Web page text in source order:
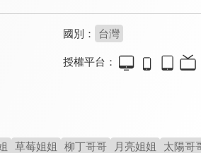
國別： 台灣
授權平台：
草莓姐姐 柳丁哥哥 月亮姐姐 太陽哥